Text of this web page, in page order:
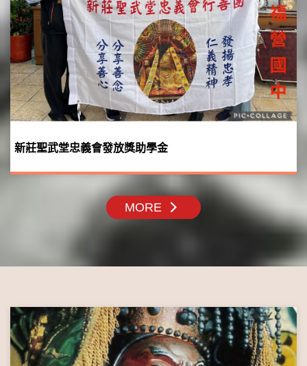
新莊聖武堂忠義會發放獎助學金
MORE